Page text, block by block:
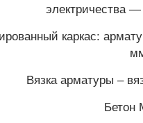
электричества
каркас:
Вязка арматуры –
Бетон